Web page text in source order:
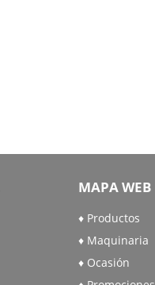
MAPA WEB
Productos
Maquinaria
Ocasión